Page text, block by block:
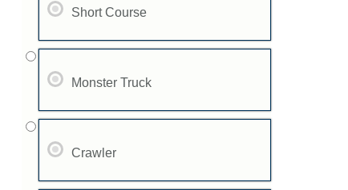
Short Course
Monster Truck
Crawler